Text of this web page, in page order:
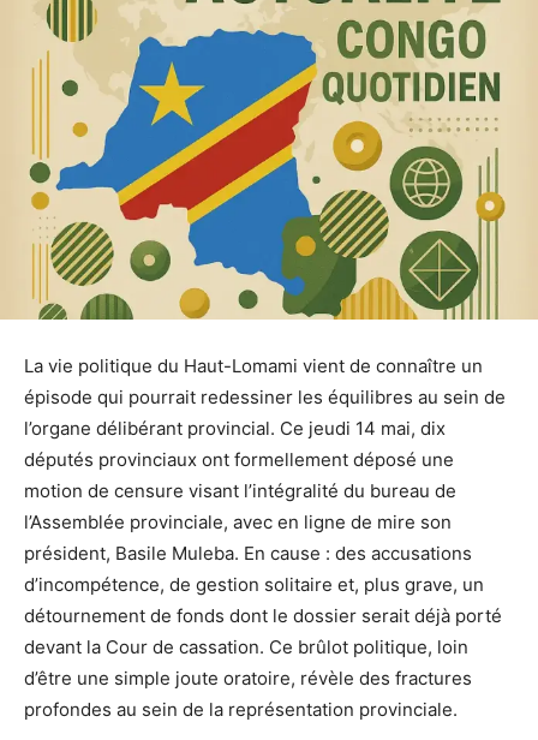
La vie politique du Haut-Lomami vient de connaître un
épisode qui pourrait redessiner les équilibres au sein de
l’organe délibérant provincial. Ce jeudi 14 mai, dix
députés provinciaux ont formellement déposé une
motion de censure visant l’intégralité du bureau de
l’Assemblée provinciale, avec en ligne de mire son
président, Basile Muleba. En cause : des accusations
d’incompétence, de gestion solitaire et, plus grave, un
détournement de fonds dont le dossier serait déjà porté
devant la Cour de cassation. Ce brûlot politique, loin
d’être une simple joute oratoire, révèle des fractures
profondes au sein de la représentation provinciale.